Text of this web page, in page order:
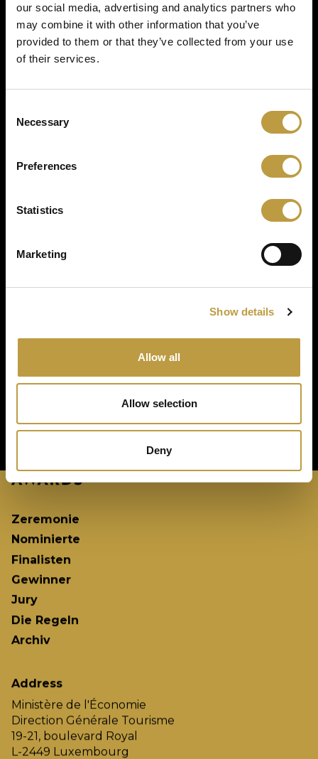
our social media, advertising and analytics partners who
may combine it with other information that you’ve
provided to them or that they’ve collected from your use
of their services.
Selection
Necessary
Preferences
Statistics
Marketing
Show details
Allow all
Allow selection
Deny
(Re)découverte de l'une des boissons préférées des
Luxembourgeois sous un autre jour grâce à la
dégustation de bières exclusives et hors du
commun et/ou d'accords bière & fromage
inoubliables.
Photo gallery
Zurück zu Projekten
Zeremonie
Nominierte
Finalisten
Gewinner
Jury
Die Regeln
Archiv
Address
Ministère de l'Économie
Direction Générale Tourisme
19-21, boulevard Royal
L-2449 Luxembourg